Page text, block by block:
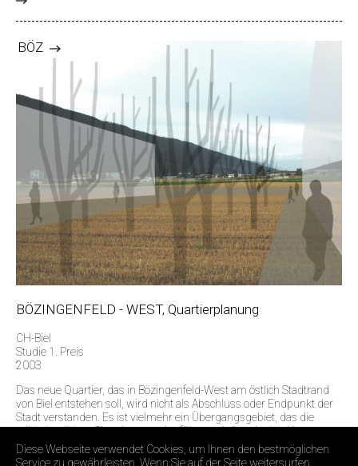
BÖZ
BÖZINGENFELD - WEST, Quartierplanung
CH-Biel
Studie 1. Preis
2003
Das neue Quartier, das in Bözingenfeld-West am östlich Stadtrand
von Biel entstehen soll, wird nicht als Abschluss oder Endpunkt der
Stadt verstanden. Es ist vielmehr ein Übergangsgebiet, das die
städtebaulichen Situationen weiterführt und diese in den Kontext
des Landschaftsraumes stellt.
Diese Webseite verwendet Cookies, um Ihnen den bestmöglichen
Service zu gewährleisten. Wenn Sie auf der Seite weitersurfen